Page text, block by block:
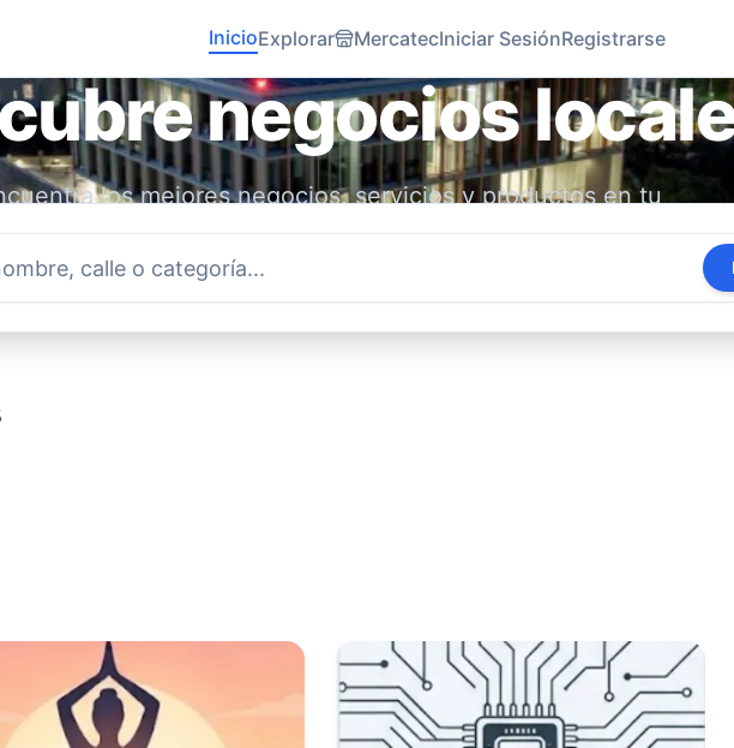
InicioExplorar MercatecIniciar SesiónRegistrarse
negocios
los mejores negocios, servicios y productos en tu
Conecta con emprendedores locales y apoya tu